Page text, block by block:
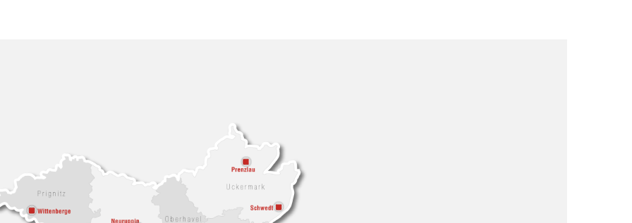
Kontakt
Frauenhaus Potsdam